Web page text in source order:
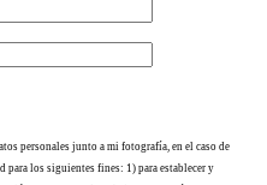
personales junto a mi fotografía, en el caso de
para los siguientes fines: 1) para establecer y